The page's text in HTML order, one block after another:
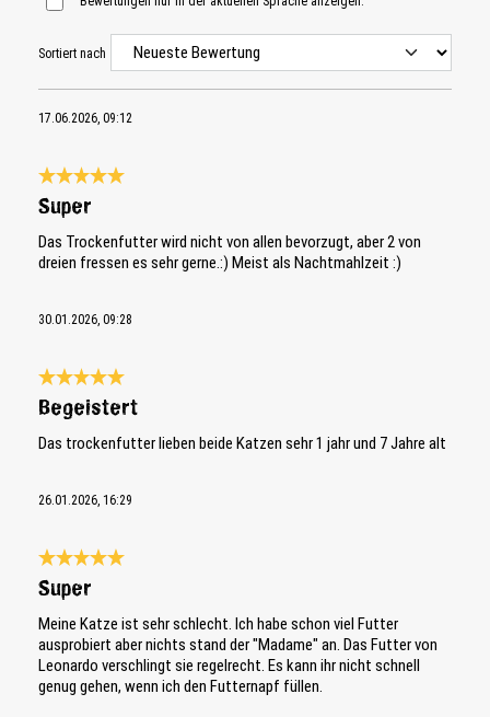
Sortiert nach
17.06.2026, 09:12
Bewertung mit 5 von 5 Sternen
Super
Das Trockenfutter wird nicht von allen bevorzugt, aber 2 von
dreien fressen es sehr gerne.:) Meist als Nachtmahlzeit :)
30.01.2026, 09:28
Bewertung mit 5 von 5 Sternen
Begeistert
Das trockenfutter lieben beide Katzen sehr 1 jahr und 7 Jahre alt
26.01.2026, 16:29
Bewertung mit 5 von 5 Sternen
Super
Meine Katze ist sehr schlecht. Ich habe schon viel Futter
ausprobiert aber nichts stand der "Madame" an. Das Futter von
Leonardo verschlingt sie regelrecht. Es kann ihr nicht schnell
genug gehen, wenn ich den Futternapf füllen.